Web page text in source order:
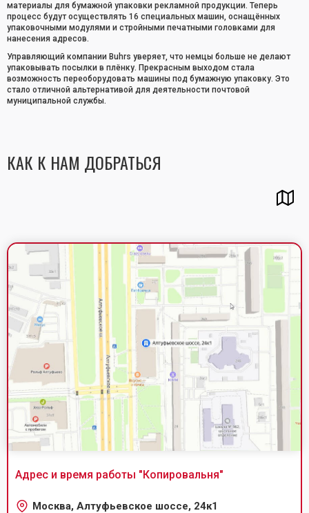
материалы для бумажной упаковки рекламной продукции. Теперь
процесс будут осуществлять 16 специальных машин, оснащённых
упаковочными модулями и стройными печатными головками для
нанесения адресов.
Управляющий компании Buhrs уверяет, что немцы больше не делают
упаковывать посылки в плёнку. Прекрасным выходом стала
возможность переоборудовать машины под бумажную упаковку. Это
стало отличной альтернативой для деятельности почтовой
муниципальной службы.
КАК К НАМ ДОБРАТЬСЯ
Адрес и время работы "Копировальня"
Москва, Алтуфьевское шоссе, 24к1